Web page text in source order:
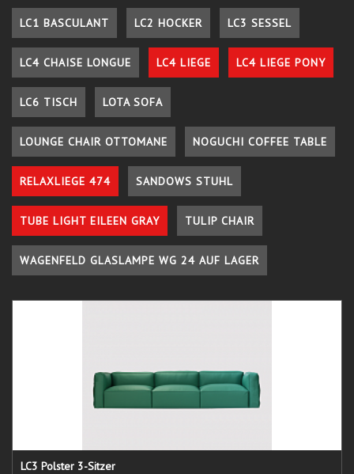
LC1 BASCULANT LC2 HOCKER LC3 SESSEL
LC4 CHAISE LONGUE LC4 LIEGE LC4 LIEGE PONY
LC6 TISCH LOTA SOFA
LOUNGE CHAIR OTTOMANE NOGUCHI COFFEE TABLE
RELAXLIEGE 474 SANDOWS STUHL
TUBE LIGHT EILEEN GRAY TULIP CHAIR
WAGENFELD GLASLAMPE WG 24 AUF LAGER
LC3 Polster 3-Sitzer